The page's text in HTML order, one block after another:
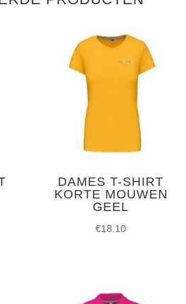
DAMES T-SHIRT
KORTE MOUWEN
GEEL
€18.10